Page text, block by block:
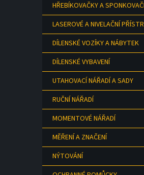
HŘEBÍKOVAČKY A
LASEROVÉ A NIVELAČNÍ
DÍLENSKÉ VOZÍKY A NÁBYTEK
DÍLENSKÉ VYBAVENÍ
UTAHOVACÍ NÁŘADÍ A SADY
RUČNÍ NÁŘADÍ
MOMENTOVÉ NÁŘADÍ
MĚŘENÍ A ZNAČENÍ
NÝTOVÁNÍ